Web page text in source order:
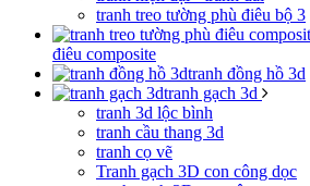
tranh treo tường phù điêu bộ 3
điêu composite
tranh đồng hồ 3d
tranh gạch 3d
tranh 3d lộc bình
tranh cầu thang 3d
tranh cọ vẽ
Tranh gạch 3D con công dọc